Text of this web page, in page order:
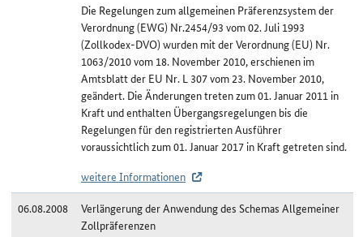
Die Regelungen zum allgemeinen Präferenzsystem der
Verordnung (EWG) Nr.2454/93 vom 02. Juli 1993
(Zollkodex-DVO) wurden mit der Verordnung (EU) Nr.
1063/2010 vom 18. November 2010, erschienen im
Amtsblatt der EU Nr. L 307 vom 23. November 2010,
geändert. Die Änderungen treten zum 01. Januar 2011 in
Kraft und enthalten Übergangsregelungen bis die
Regelungen für den registrierten Ausführer
voraussichtlich zum 01. Januar 2017 in Kraft getreten sind.
weitere Informationen
06.08.2008
Verlängerung der Anwendung des Schemas Allgemeiner
Zollpräferenzen